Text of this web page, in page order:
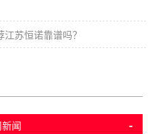
苏恒诺靠谱吗？
闻 -